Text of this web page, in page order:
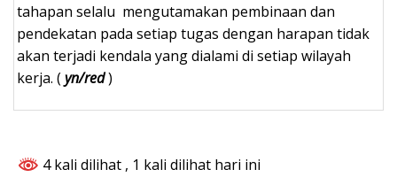
tahapan selalu mengutamakan pembinaan dan
pendekatan pada setiap tugas dengan harapan tidak
akan terjadi kendala yang dialami di setiap wilayah
kerja. (yn/red)
4 kali dilihat , 1 kali dilihat hari ini